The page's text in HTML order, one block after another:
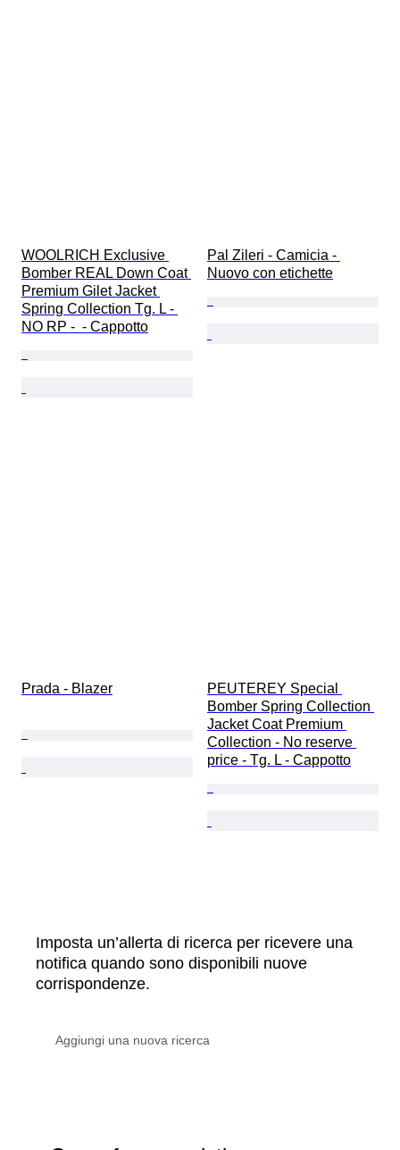
WOOLRICH Exclusive
Bomber REAL Down Coat
Premium Gilet Jacket
Spring Collection Tg. L -
NO RP -  - Cappotto
Pal Zileri - Camicia -
Nuovo con etichette
Prada - Blazer
PEUTEREY Special
Bomber Spring Collection
Jacket Coat Premium
Collection - No reserve
price - Tg. L - Cappotto
Imposta un’allerta di ricerca per ricevere una
notifica quando sono disponibili nuove
corrispondenze.